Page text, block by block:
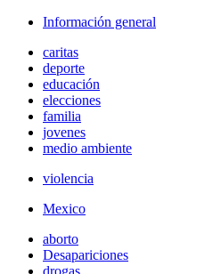
Información general
caritas
deporte
educación
elecciones
familia
jovenes
medio ambiente
violencia
Mexico
aborto
Desapariciones
drogas